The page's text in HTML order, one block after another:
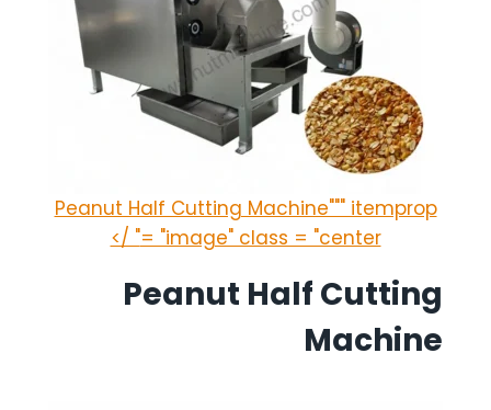
Peanut Half Cutting Machine""" itemprop
= "image" class = "center" />
Peanut Half Cutting
Machine